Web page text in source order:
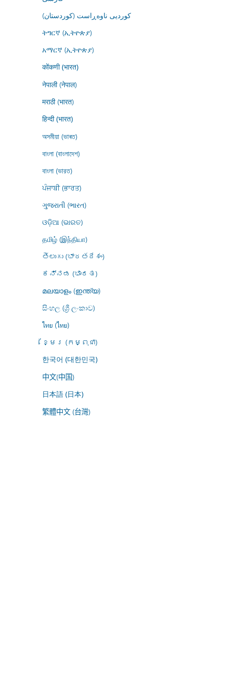
کوردیی ناوەڕاست (کوردستان)
ትግርኛ (ኢትዮጵያ)
አማርኛ (ኢትዮጵያ)
कोंकणी (भारत)
नेपाली (नेपाल)
मराठी (भारत)
हिन्दी (भारत)
অসমীয়া (ভাৰত)
বাংলা (বাংলাদেশ)
বাংলা (ভারত)
ਪੰਜਾਬੀ (ਭਾਰਤ)
ગુજરાતી (ભારત)
ଓଡ଼ିଆ (ଭାରତ)
தமிழ் (இந்தியா)
తెలుగు (భారతదేశం)
ಕನ್ನಡ (ಭಾರತ)
മലയാളം (ഇന്ത്യ)
සිංහල (ශ්‍රී ලංකාව)
ไทย (ไทย)
ខ្មែរ (កម្ពុជា)
한국어 (대한민국)
中文(中国)
日本語 (日本)
繁體中文 (台灣)